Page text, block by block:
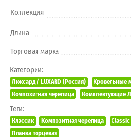
Коллекция
Длина
Торговая марка
Категории:
Люксард / LUXARD (Россия)
Кровельные
Композитная черепица
Комплектующие
Теги:
Классик Композитная черепица Classic
Планка торцевая